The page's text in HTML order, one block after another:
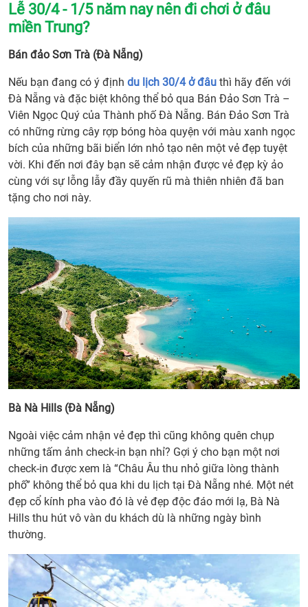
Lễ 30/4 - 1/5 năm nay nên đi chơi ở đâu
miền Trung?
Bán đảo Sơn Trà (Đà Nẵng)
Nếu bạn đang có ý định du lịch 30/4 ở đâu thì hãy đến với
Đà Nẵng và đặc biệt không thể bỏ qua Bán Đảo Sơn Trà –
Viên Ngọc Quý của Thành phố Đà Nẵng. Bán Đảo Sơn Trà
có những rừng cây rợp bóng hòa quyện với màu xanh ngọc
bích của những bãi biển lớn nhỏ tạo nên một vẻ đẹp tuyệt
vời. Khi đến nơi đây bạn sẽ cảm nhận được vẻ đẹp kỳ ảo
cùng với sự lỗng lẫy đầy quyến rũ mà thiên nhiên đã ban
tặng cho nơi này.
Bà Nà Hills (Đà Nẵng)
Ngoài việc cảm nhận vẻ đẹp thì cũng không quên chụp
những tấm ảnh check-in bạn nhỉ? Gợi ý cho bạn một nơi
check-in được xem là “Châu Âu thu nhỏ giữa lòng thành
phố” không thể bỏ qua khi du lịch tại Đà Nẵng nhé. Một nét
đẹp cổ kính pha vào đó là vẻ đẹp độc đáo mới lạ, Bà Nà
Hills thu hút vô vàn du khách dù là những ngày bình
thường.